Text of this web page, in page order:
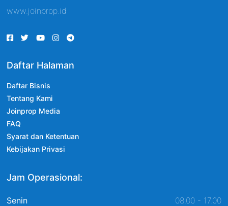
www.joinprop.id
Daftar Halaman
Daftar Bisnis
Tentang Kami
Joinprop Media
FAQ
Syarat dan Ketentuan
Kebijakan Privasi
Jam Operasional:
Senin
08.00 - 17.00